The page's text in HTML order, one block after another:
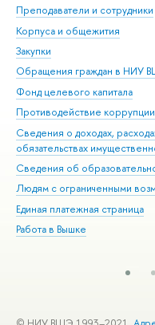
Преподаватели и сотрудники
Корпуса и общежития
Закупки
Обращения граждан в НИУ
Фонд целевого капитала
Противодействие коррупции
Сведения о доходах,
обязательствах
Сведения об
Людям с ограниченными
Единая платежная страница
Работа в Вышке